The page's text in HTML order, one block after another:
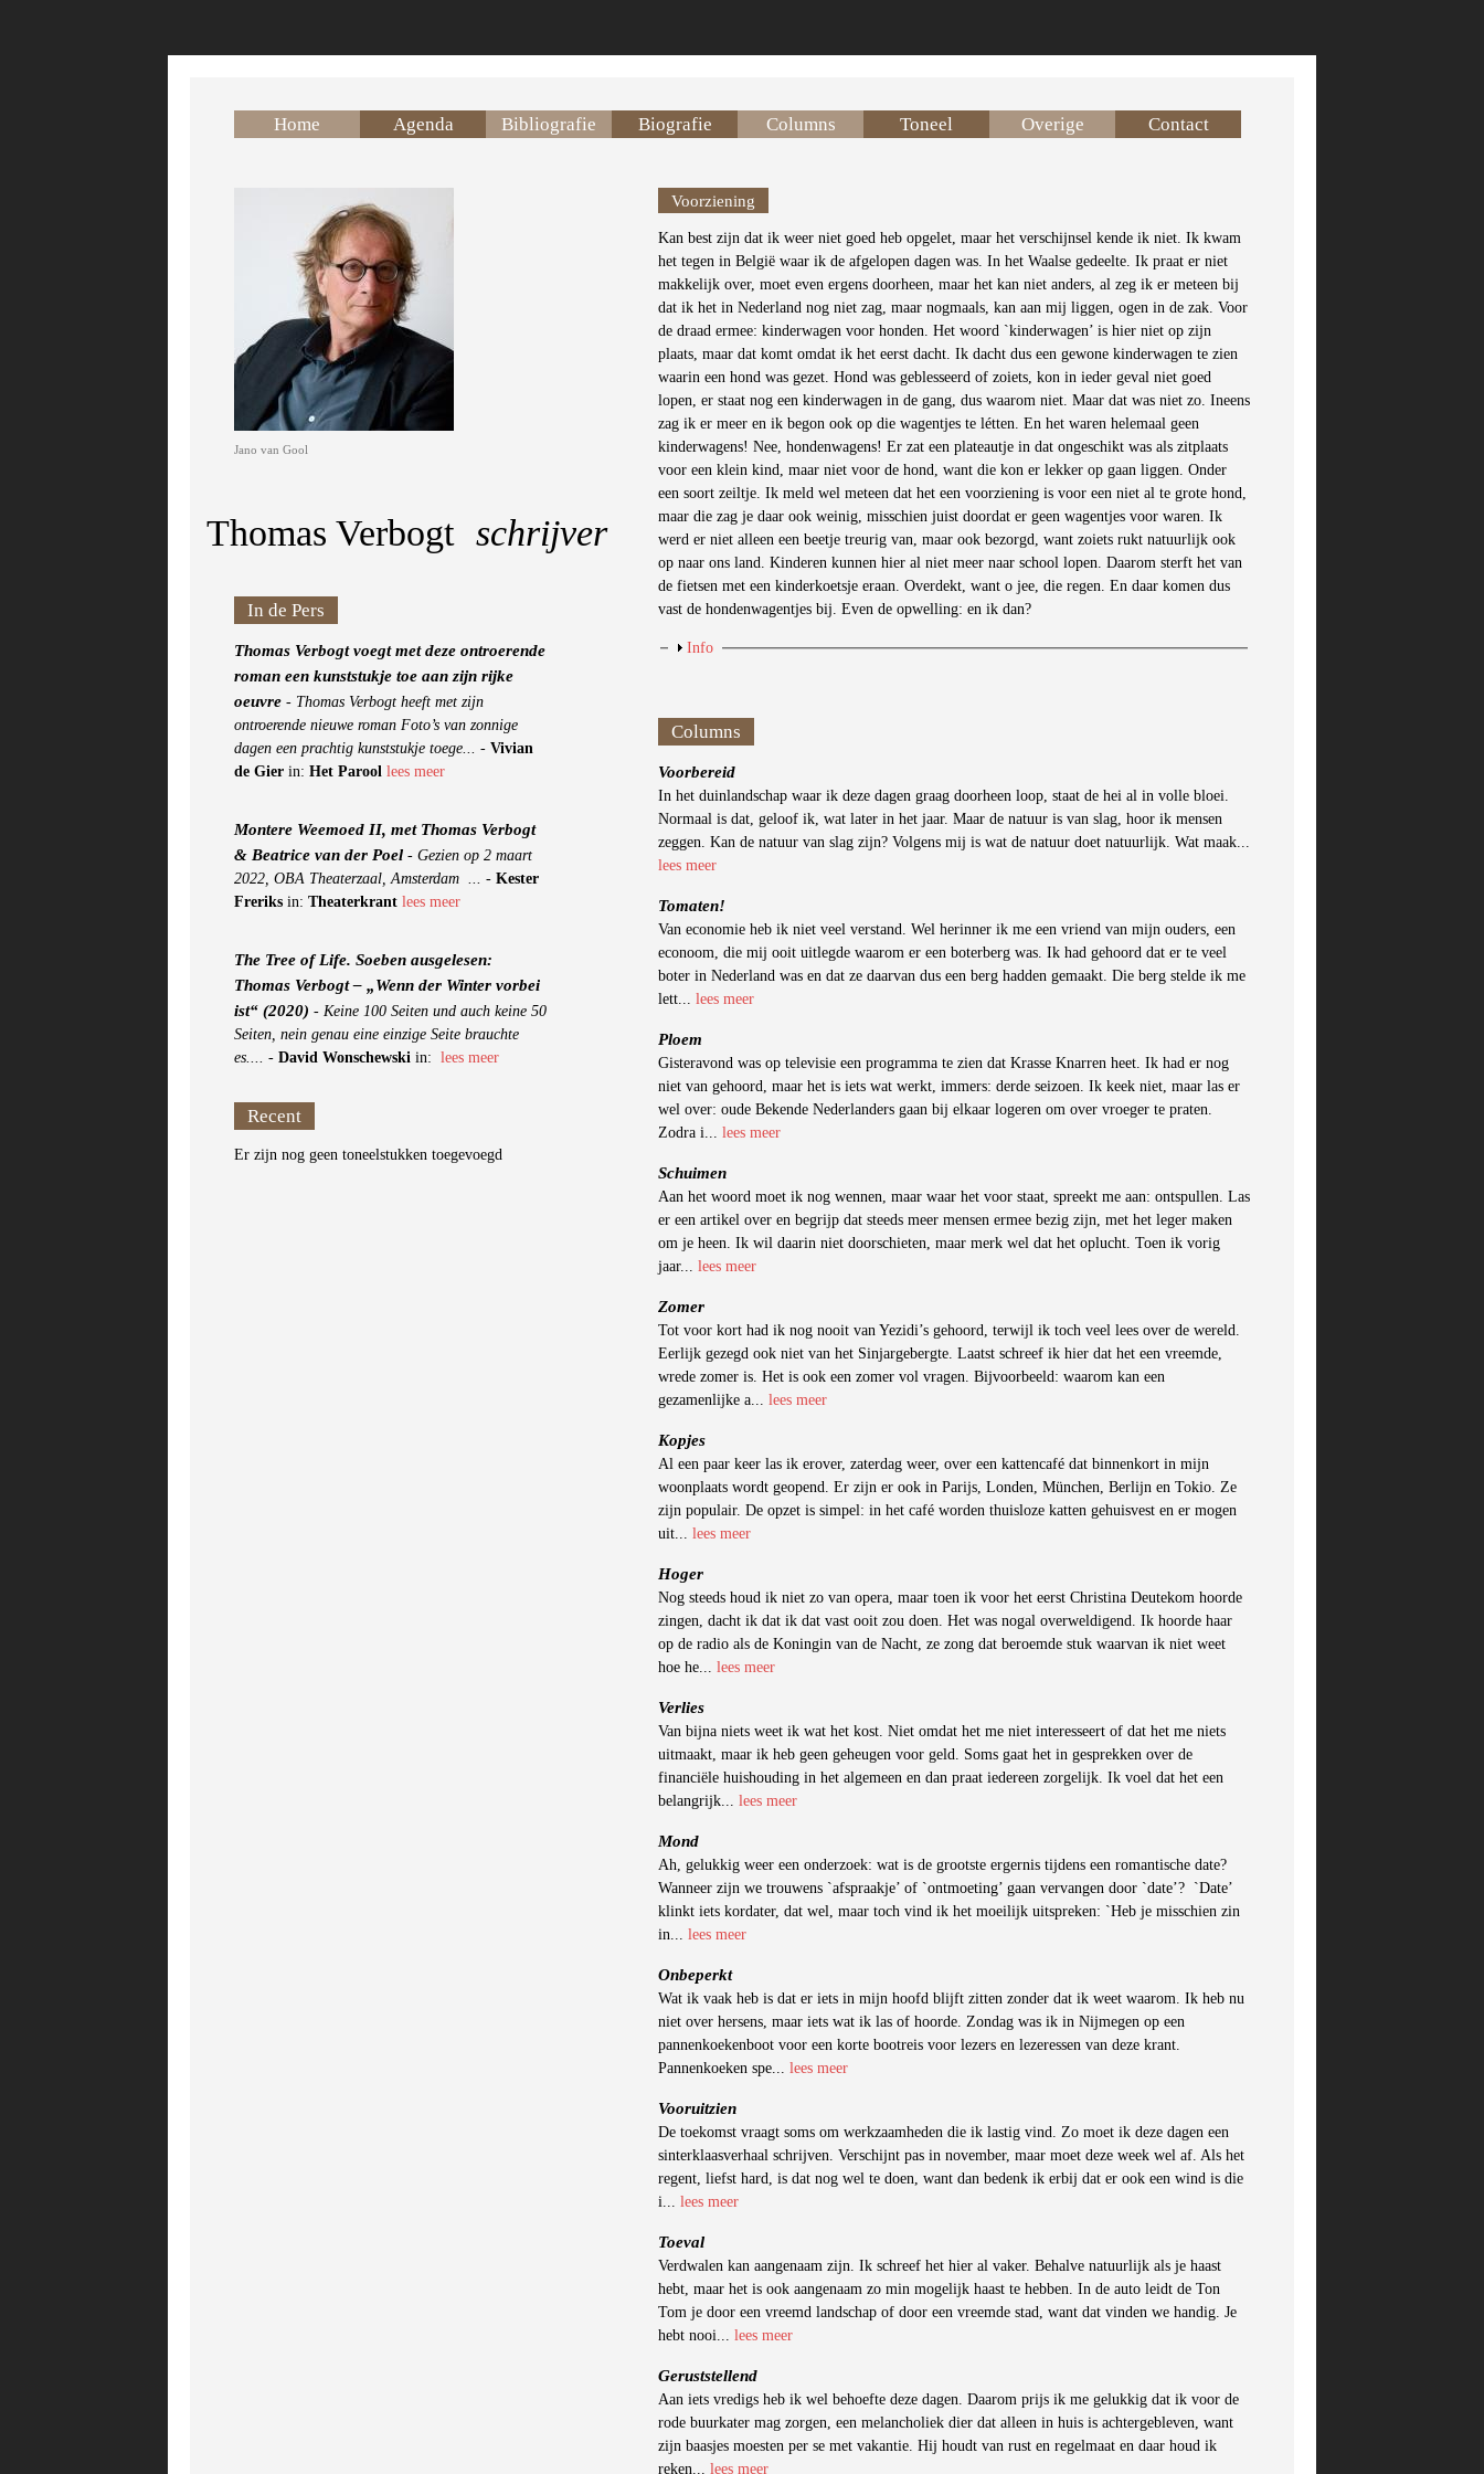
Home Agenda Bibliografie Biografie Columns Toneel Overige Contact
Jano van Gool
Thomas Verbogt schrijver
In de Pers
Thomas Verbogt voegt met deze ontroerende
roman een kunststukje toe aan zijn rijke
oeuvre - Thomas Verbogt heeft met zijn
ontroerende nieuwe roman Foto’s van zonnige
dagen een prachtig kunststukje toege... - Vivian
de Gier in: Het Parool lees meer
Montere Weemoed II, met Thomas Verbogt
& Beatrice van der Poel - Gezien op 2 maart
2022, OBA Theaterzaal, Amsterdam ... - Kester
Freriks in: Theaterkrant lees meer
The Tree of Life. Soeben ausgelesen:
Thomas Verbogt – „Wenn der Winter vorbei
ist“ (2020) - Keine 100 Seiten und auch keine 50
Seiten, nein genau eine einzige Seite brauchte
es.... - David Wonschewski in: lees meer
Recent
Er zijn nog geen toneelstukken toegevoegd
Voorziening
Kan best zijn dat ik weer niet goed heb opgelet, maar het verschijnsel kende ik niet. Ik kwam
het tegen in België waar ik de afgelopen dagen was. In het Waalse gedeelte. Ik praat er niet
makkelijk over, moet even ergens doorheen, maar het kan niet anders, al zeg ik er meteen bij
dat ik het in Nederland nog niet zag, maar nogmaals, kan aan mij liggen, ogen in de zak. Voor
de draad ermee: kinderwagen voor honden. Het woord `kinderwagen’ is hier niet op zijn
plaats, maar dat komt omdat ik het eerst dacht. Ik dacht dus een gewone kinderwagen te zien
waarin een hond was gezet. Hond was geblesseerd of zoiets, kon in ieder geval niet goed
lopen, er staat nog een kinderwagen in de gang, dus waarom niet. Maar dat was niet zo. Ineens
zag ik er meer en ik begon ook op die wagentjes te létten. En het waren helemaal geen
kinderwagens! Nee, hondenwagens! Er zat een plateautje in dat ongeschikt was als zitplaats
voor een klein kind, maar niet voor de hond, want die kon er lekker op gaan liggen. Onder
een soort zeiltje. Ik meld wel meteen dat het een voorziening is voor een niet al te grote hond,
maar die zag je daar ook weinig, misschien juist doordat er geen wagentjes voor waren. Ik
werd er niet alleen een beetje treurig van, maar ook bezorgd, want zoiets rukt natuurlijk ook
op naar ons land. Kinderen kunnen hier al niet meer naar school lopen. Daarom sterft het van
de fietsen met een kinderkoetsje eraan. Overdekt, want o jee, die regen. En daar komen dus
vast de hondenwagentjes bij. Even de opwelling: en ik dan?
Weergeven
Info
Columns
Voorbereid
In het duinlandschap waar ik deze dagen graag doorheen loop, staat de hei al in volle bloei.
Normaal is dat, geloof ik, wat later in het jaar. Maar de natuur is van slag, hoor ik mensen
zeggen. Kan de natuur van slag zijn? Volgens mij is wat de natuur doet natuurlijk. Wat maak...
lees meer
Tomaten!
Van economie heb ik niet veel verstand. Wel herinner ik me een vriend van mijn ouders, een
econoom, die mij ooit uitlegde waarom er een boterberg was. Ik had gehoord dat er te veel
boter in Nederland was en dat ze daarvan dus een berg hadden gemaakt. Die berg stelde ik me
lett... lees meer
Ploem
Gisteravond was op televisie een programma te zien dat Krasse Knarren heet. Ik had er nog
niet van gehoord, maar het is iets wat werkt, immers: derde seizoen. Ik keek niet, maar las er
wel over: oude Bekende Nederlanders gaan bij elkaar logeren om over vroeger te praten.
Zodra i... lees meer
Schuimen
Aan het woord moet ik nog wennen, maar waar het voor staat, spreekt me aan: ontspullen. Las
er een artikel over en begrijp dat steeds meer mensen ermee bezig zijn, met het leger maken
om je heen. Ik wil daarin niet doorschieten, maar merk wel dat het oplucht. Toen ik vorig
jaar... lees meer
Zomer
Tot voor kort had ik nog nooit van Yezidi’s gehoord, terwijl ik toch veel lees over de wereld.
Eerlijk gezegd ook niet van het Sinjargebergte. Laatst schreef ik hier dat het een vreemde,
wrede zomer is. Het is ook een zomer vol vragen. Bijvoorbeeld: waarom kan een
gezamenlijke a... lees meer
Kopjes
Al een paar keer las ik erover, zaterdag weer, over een kattencafé dat binnenkort in mijn
woonplaats wordt geopend. Er zijn er ook in Parijs, Londen, München, Berlijn en Tokio. Ze
zijn populair. De opzet is simpel: in het café worden thuisloze katten gehuisvest en er mogen
uit... lees meer
Hoger
Nog steeds houd ik niet zo van opera, maar toen ik voor het eerst Christina Deutekom hoorde
zingen, dacht ik dat ik dat vast ooit zou doen. Het was nogal overweldigend. Ik hoorde haar
op de radio als de Koningin van de Nacht, ze zong dat beroemde stuk waarvan ik niet weet
hoe he... lees meer
Verlies
Van bijna niets weet ik wat het kost. Niet omdat het me niet interesseert of dat het me niets
uitmaakt, maar ik heb geen geheugen voor geld. Soms gaat het in gesprekken over de
financiële huishouding in het algemeen en dan praat iedereen zorgelijk. Ik voel dat het een
belangrijk... lees meer
Mond
Ah, gelukkig weer een onderzoek: wat is de grootste ergernis tijdens een romantische date?
Wanneer zijn we trouwens `afspraakje’ of `ontmoeting’ gaan vervangen door `date’? `Date’
klinkt iets kordater, dat wel, maar toch vind ik het moeilijk uitspreken: `Heb je misschien zin
in... lees meer
Onbeperkt
Wat ik vaak heb is dat er iets in mijn hoofd blijft zitten zonder dat ik weet waarom. Ik heb nu
niet over hersens, maar iets wat ik las of hoorde. Zondag was ik in Nijmegen op een
pannenkoekenboot voor een korte bootreis voor lezers en lezeressen van deze krant.
Pannenkoeken spe... lees meer
Vooruitzien
De toekomst vraagt soms om werkzaamheden die ik lastig vind. Zo moet ik deze dagen een
sinterklaasverhaal schrijven. Verschijnt pas in november, maar moet deze week wel af. Als het
regent, liefst hard, is dat nog wel te doen, want dan bedenk ik erbij dat er ook een wind is die
i... lees meer
Toeval
Verdwalen kan aangenaam zijn. Ik schreef het hier al vaker. Behalve natuurlijk als je haast
hebt, maar het is ook aangenaam zo min mogelijk haast te hebben. In de auto leidt de Ton
Tom je door een vreemd landschap of door een vreemde stad, want dat vinden we handig. Je
hebt nooi... lees meer
Geruststellend
Aan iets vredigs heb ik wel behoefte deze dagen. Daarom prijs ik me gelukkig dat ik voor de
rode buurkater mag zorgen, een melancholiek dier dat alleen in huis is achtergebleven, want
zijn baasjes moesten per se met vakantie. Hij houdt van rust en regelmaat en daar houd ik
reken... lees meer